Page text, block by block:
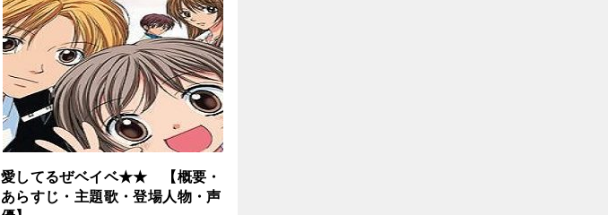
愛してるぜベイベ★★ 【概要・
あらすじ・主題歌・登場人物・声